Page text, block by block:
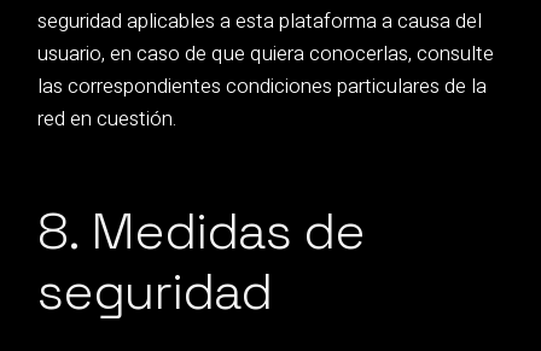
seguridad aplicables a esta plataforma a causa del
usuario, en caso de que quiera conocerlas, consulte
las correspondientes condiciones particulares de la
red en cuestión.
8. Medidas de
seguridad